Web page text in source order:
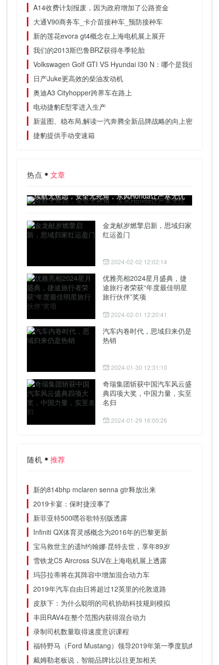
A14收费计划报废，因为政府增加了公路资金
大通V90商务车_卡介苗接种车_预防接种车
新的莲花evora gt4概念在上海电机展上展开
我们的2013斯巴鲁BRZ获得冬季轮胎
Volkswagen Golf GTI VS Hyundai I30 N：哪个是我们最喜欢
日产Juke更高效的柴油发动机
奥迪A3 Cityhopper跨界车在路上
电动捷豹E型零进入生产
新蓝图、稳布局,解读一汽奔腾全新品牌战略的向上密码
捷豹提供手动变速箱
热点 文章
续航无焦虑，安全无死角，东风Honda让严寒无忧
金龙献岁燃擎启新，思域归家
红运盈门
2024-02-02 12:02:14
优雅亮相2024星月盛典，捷
途旅行者荣获“年度最佳明星
旅行伙伴”奖项
2024-02-01 12:20:41
汽车内卷时代，思域归来仍是
热销
2024-01-30 12:31:10
奇瑞集团斩获中国汽车风云盛
典四项大奖，中国力量，实至
名归
2024-01-29 16:00:26
随机 推荐
新的814bhp mclaren senna gtr释放出来
2019卡宴：保时捷没事了
新菲亚特500嘿谷歌特别版透露
Infiniti QX体育灵感概念为2016年的巴黎更新
宝马救世主的遗h约翰娜·昆特去世，享年89岁
雪铁龙C5 Aircross SUV在上海电机展上透露
玛莎拉蒂将在其阵容中增加混合动力车
2019年汽车自由日将超过12英里的伦敦道路
皮肤下：为什么聪明的司机协助科技规则模拟
丰田RAV4在整个范围内获得混合动力
录制司机数量取得速度意识课程
福特野马（Ford Mustang）领导2019年第一季度肌肉车销
戴姆勒老板说，智能品牌比以往更加相关